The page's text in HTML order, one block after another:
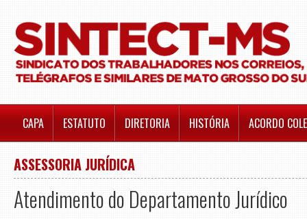
CAPA ESTATUTO DIRETORIA HISTÓRIA ACORDO
ASSESSORIA JURÍDICA
Atendimento do Departamento Jurídico